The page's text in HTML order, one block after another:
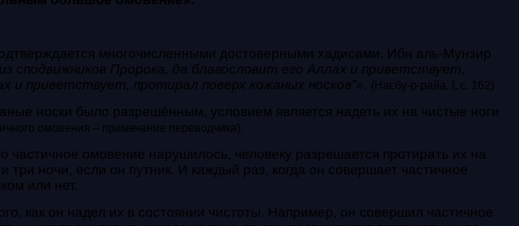
многочисленными достоверными хадисами. Ибн аль-Мунзир
сподвижников Пророка, да благословит его Аллах и приветствует,
и приветствует, протирал поверх кожаных носков”». (Насбу-р-райа, I, с. 162)
носки было разрешённым, условием является надеть их на чистые ноги
омовения – примечание переводчика).
омовение нарушилось, человеку разрешается протирать их на
ночи, если он путник. И каждый раз, когда он совершает частичное
или нет.
как он надел их в состоянии чистоты. Например, он совершил частичное